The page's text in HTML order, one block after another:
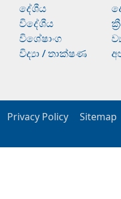
දේශීය
විදේශීය
විශේෂාංග
විද්‍යා / තාක්ෂණ
Privacy Policy Sitemap